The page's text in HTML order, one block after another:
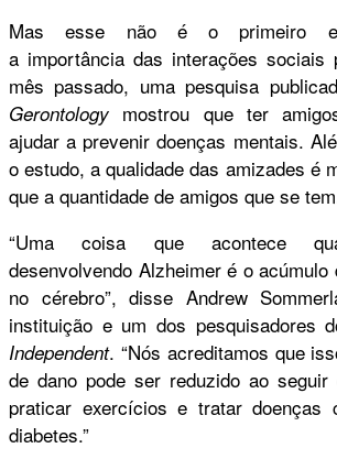
Mas esse não é o primeiro
a importância das interações sociais
mês passado, uma pesquisa
Gerontology mostrou que ter
ajudar a prevenir doenças mentais.
o estudo, a qualidade das amizades é
que a quantidade de amigos que se
“Uma coisa que acontece
desenvolvendo Alzheimer é o acúmulo
no cérebro”, disse Andrew
instituição e um dos pesquisadores
Independent. “Nós acreditamos que
de dano pode ser reduzido ao seguir
praticar exercícios e tratar doenças
diabetes.”